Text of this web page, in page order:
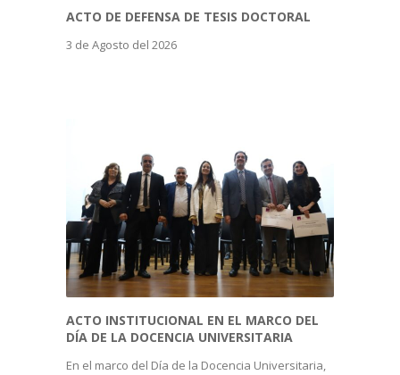
ACTO DE DEFENSA DE TESIS DOCTORAL
3 de Agosto del 2026
ACTO INSTITUCIONAL EN EL MARCO DEL
DÍA DE LA DOCENCIA UNIVERSITARIA
En el marco del Día de la Docencia Universitaria,